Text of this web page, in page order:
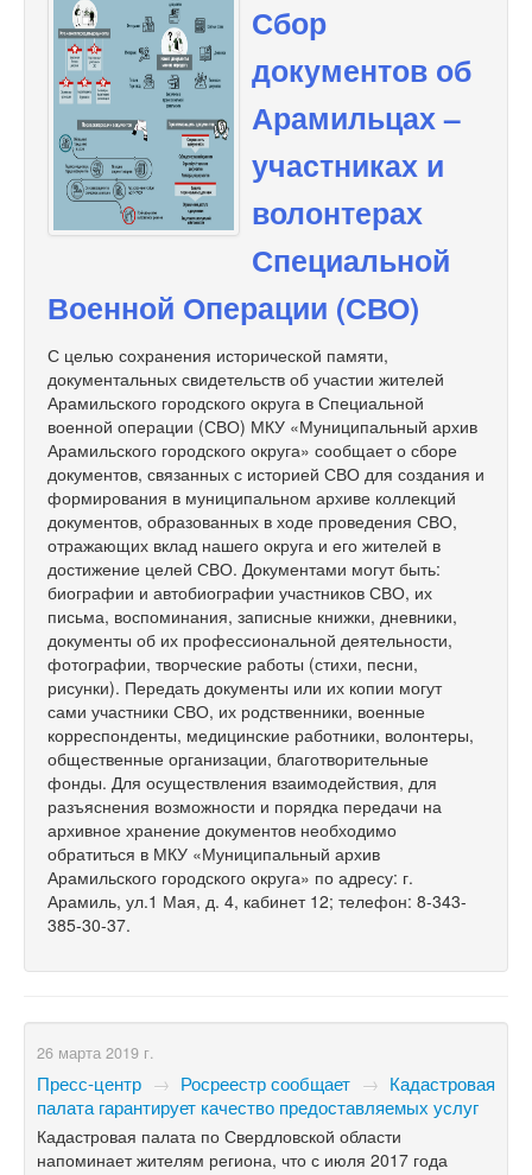
Сбор
документов об
Арамильцах –
участниках и
волонтерах
Специальной
Военной Операции (СВО)
С целью сохранения исторической памяти,
документальных свидетельств об участии жителей
Арамильского городского округа в Специальной
военной операции (СВО) МКУ «Муниципальный архив
Арамильского городского округа» сообщает о сборе
документов, связанных с историей СВО для создания и
формирования в муниципальном архиве коллекций
документов, образованных в ходе проведения СВО,
отражающих вклад нашего округа и его жителей в
достижение целей СВО. Документами могут быть:
биографии и автобиографии участников СВО, их
письма, воспоминания, записные книжки, дневники,
документы об их профессиональной деятельности,
фотографии, творческие работы (стихи, песни,
рисунки). Передать документы или их копии могут
сами участники СВО, их родственники, военные
корреспонденты, медицинские работники, волонтеры,
общественные организации, благотворительные
фонды. Для осуществления взаимодействия, для
разъяснения возможности и порядка передачи на
архивное хранение документов необходимо
обратиться в МКУ «Муниципальный архив
Арамильского городского округа» по адресу: г.
Арамиль, ул.1 Мая, д. 4, кабинет 12; телефон: 8-343-
385-30-37.
26 марта 2019 г.
Пресс-центр → Росреестр сообщает → Кадастровая
палата гарантирует качество предоставляемых услуг
Кадастровая палата по Свердловской области
напоминает жителям региона, что с июля 2017 года